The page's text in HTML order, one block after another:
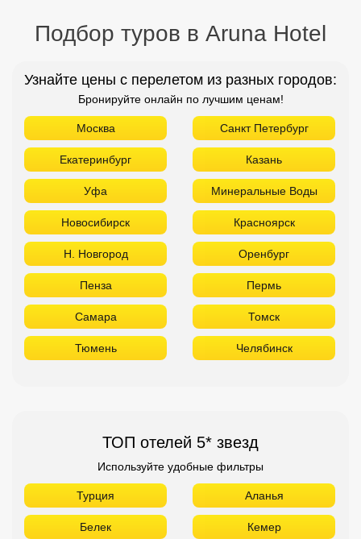
Подбор туров в Aruna Hotel
Узнайте цены с перелетом из разных городов:
Бронируйте онлайн по лучшим ценам!
Москва Санкт Петербург
Екатеринбург Казань
Уфа Минеральные Воды
Новосибирск Красноярск
Н. Новгород Оренбург
Пенза Пермь
Самара Томск
Тюмень Челябинск
ТОП отелей 5* звезд
Используйте удобные фильтры
Турция Аланья
Белек Кемер